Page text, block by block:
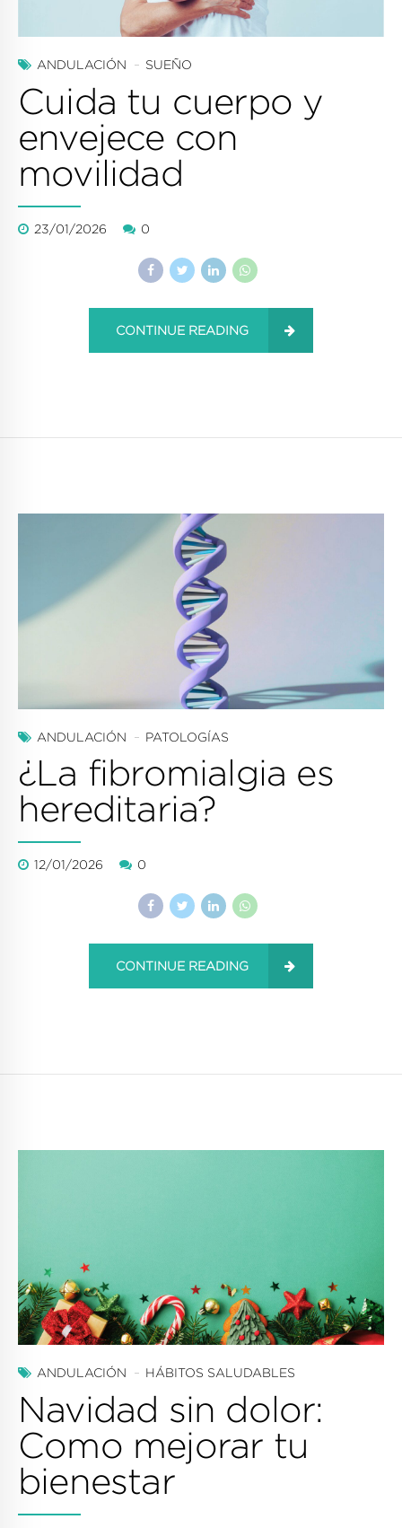
ANDULACIÓN SUEÑO
Cuida tu cuerpo y
envejece con
movilidad
23/01/2026 0
CONTINUE READING
ANDULACIÓN PATOLOGÍAS
¿La fibromialgia es
hereditaria?
12/01/2026 0
CONTINUE READING
ANDULACIÓN HÁBITOS SALUDABLES
Navidad sin dolor:
Como mejorar tu
bienestar